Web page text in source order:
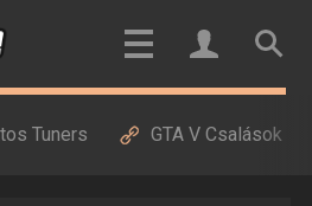
Tuners GTA V Csalások